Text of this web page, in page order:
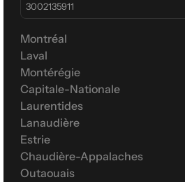
3002135911
Montréal
Laval
Montérégie
Capitale-Nationale
Laurentides
Lanaudière
Estrie
Chaudière-Appalaches
Outaouais